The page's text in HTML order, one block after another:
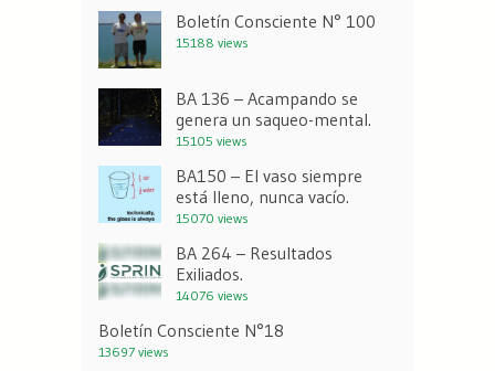
Boletín Consciente N° 100
15188 views
BA 136 – Acampando se
genera un saqueo-mental.
15105 views
BA150 – El vaso siempre
está lleno, nunca vacío.
15070 views
BA 264 – Resultados
Exiliados.
14076 views
Boletín Consciente N°18
13697 views